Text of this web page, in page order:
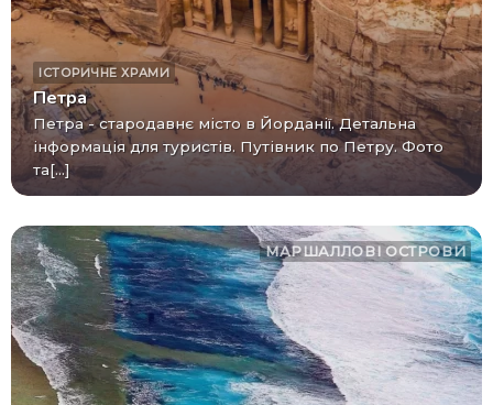
ІСТОРИЧНЕ ХРАМИ
Петра
Петра - стародавнє місто в Йорданії. Детальна
інформація для туристів. Путівник по Петру. Фото
та[...]
МАРШАЛЛОВІ ОСТРОВИ